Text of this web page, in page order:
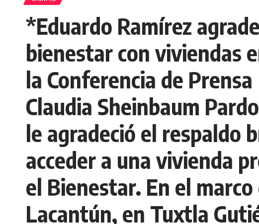
*Eduardo Ramírez
bienestar con viviendas
la Conferencia de
Claudia Sheinbaum
le agradeció el respaldo
acceder a una vivienda
el Bienestar. En el
Lacantún, en Tuxtla